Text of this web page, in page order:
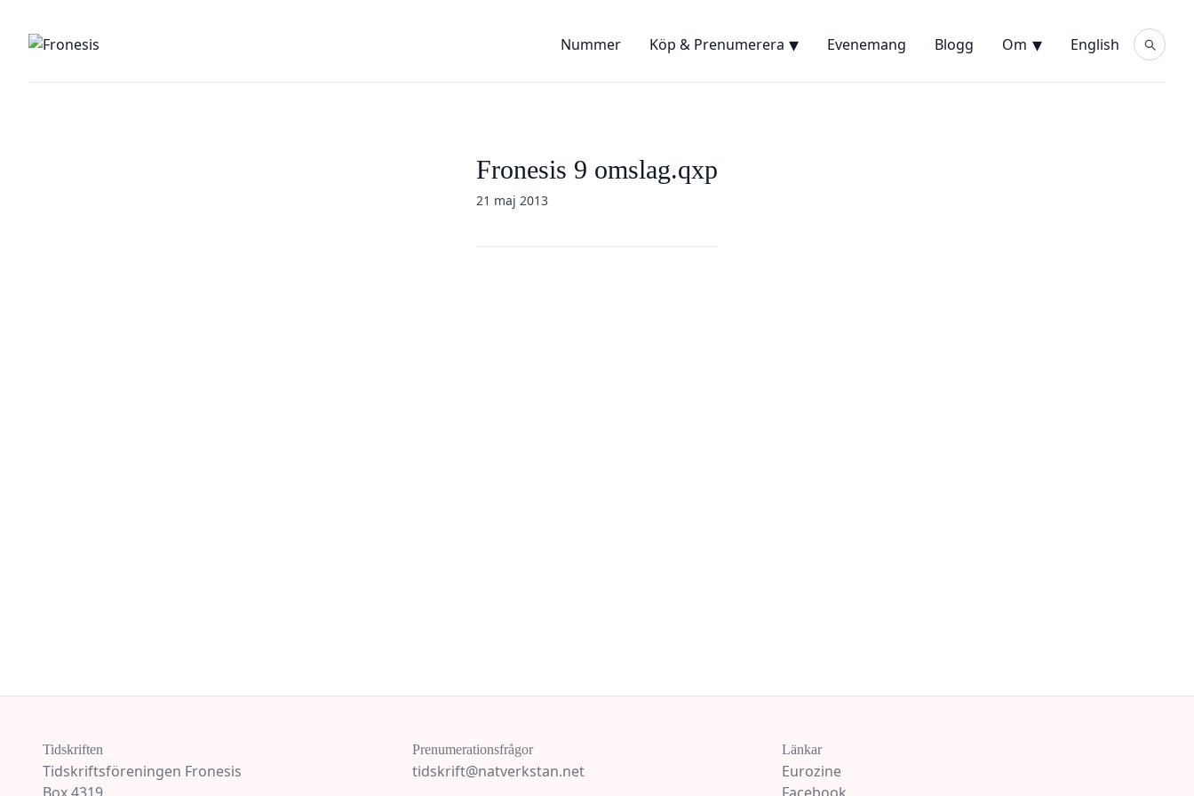
Nummer Köp & Prenumerera Evenemang Blogg Om English
Fronesis 9 omslag.qxp
21 maj 2013
Tidskriften
Tidskriftsföreningen Fronesis
Prenumerationsfrågor
tidskrift@natverkstan.net
Länkar
Eurozine